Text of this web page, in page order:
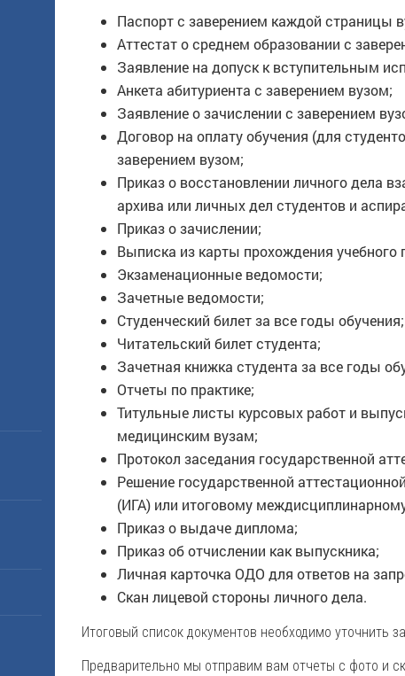
Паспорт с заверением каждой страницы
Аттестат о среднем образовании с
Заявление на допуск к вступительным
Анкета абитуриента с заверением вузом;
Заявление о зачислении с заверением
Договор на оплату обучения (для
заверением вузом;
Приказ о восстановлении личного дела
архива или личных дел студентов и
Приказ о зачислении;
Выписка из карты прохождения учебного
Экзаменационные ведомости;
Зачетные ведомости;
Студенческий билет за все годы обучения;
Читательский билет студента;
Зачетная книжка студента за все годы
Отчеты по практике;
Титульные листы курсовых работ и
медицинским вузам;
Протокол заседания государственной
Решение государственной
(ИГА) или итоговому
Приказ о выдаче диплома;
Приказ об отчислении как выпускника;
Личная карточка ОДО для ответов на
Скан лицевой стороны личного дела.
Итоговый список документов необходимо уточнить
Предварительно мы отправим вам отчеты с фото и